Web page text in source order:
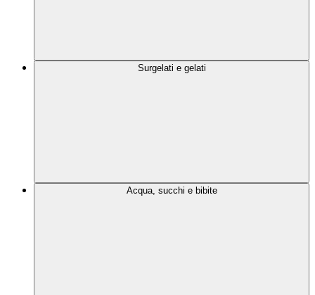
Surgelati e gelati
Acqua, succhi e bibite